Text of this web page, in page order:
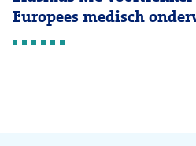
Europees medisch